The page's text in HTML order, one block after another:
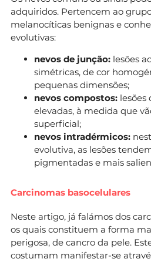
adquiridos. Pertencem ao
melanocíticas benignas e
evolutivas:
nevos de junção: lesões
simétricas, de cor
pequenas dimensões;
nevos compostos: lesões
elevadas, à medida que
superficial;
nevos intradérmicos:
evolutiva, as lesões
pigmentadas e mais
Carcinomas basocelulares
Neste artigo, já falámos dos
os quais constituem a forma
perigosa, de cancro da pele.
costumam manifestar-se